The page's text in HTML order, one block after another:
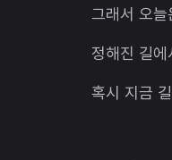
그래서 오늘
정해진 길
혹시 지금